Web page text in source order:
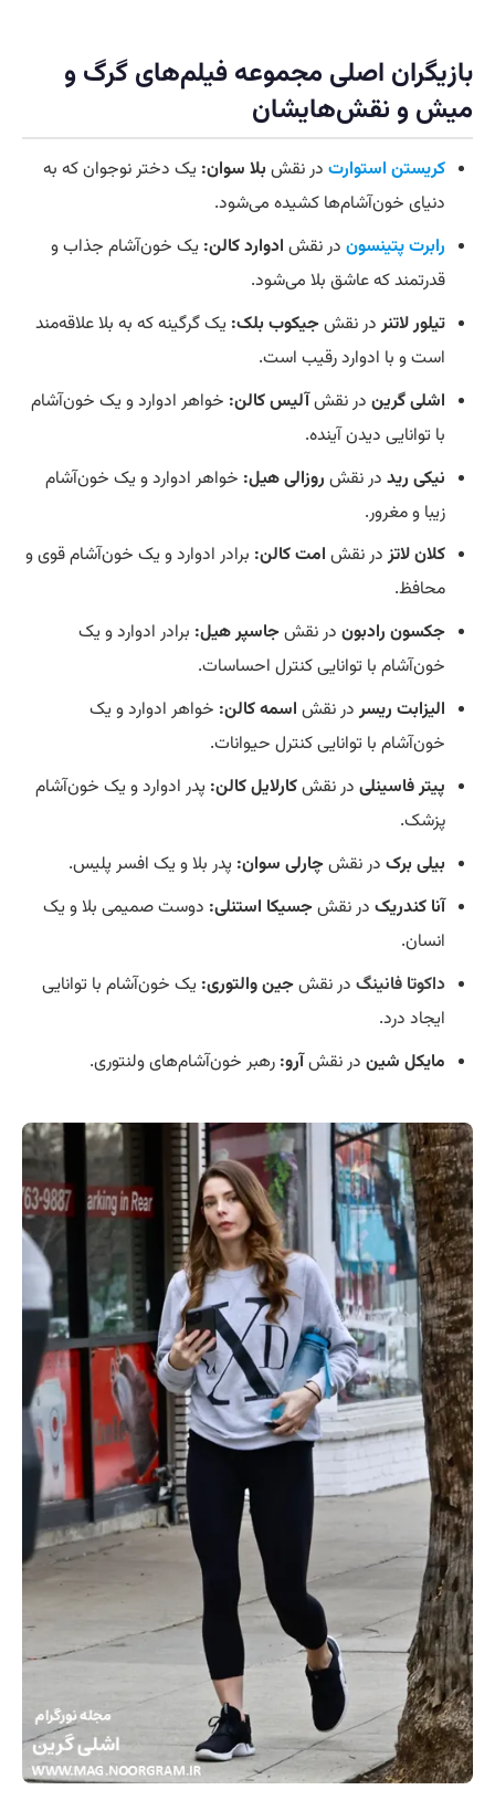
بازیگران اصلی مجموعه فیلم‌های گرگ و
میش و نقش‌هایشان
کریستن استوارت در نقشبلا سوان: یک دختر نوجوان که به
دنیای خون‌آشام‌ها کشیده می‌شود.
رابرت پتینسون در نقش ادوارد کالن: یک خون‌آشام جذاب و
قدرتمند که عاشق بلا می‌شود.
تیلور لاتنردر نقشجیکوب بلک: یک گرگینه که به بلا علاقه‌مند
است و با ادوارد رقیب است.
اشلی گرین در نقشآلیس کالن: خواهر ادوارد و یک خون‌آشام
با توانایی دیدن آینده.
نیکی رید در نقش روزالی هیل: خواهر ادوارد و یک خون‌آشام
زیبا و مغرور.
کلان لاتزدر نقش امت کالن: برادر ادوارد و یک خون‌آشام قوی و
محافظ.
جکسون رادبون در نقشجاسپر هیل: برادر ادوارد و یک
خون‌آشام با توانایی کنترل احساسات.
الیزابت ریسردر نقش اسمه کالن: خواهر ادوارد و یک
خون‌آشام با توانایی کنترل حیوانات.
پیتر فاسینلی در نقشکارلایل کالن: پدر ادوارد و یک خون‌آشام
پزشک.
بیلی برک در نقشچارلی سوان: پدر بلا و یک افسر پلیس.
آنا کندریک در نقشجسیکا استنلی: دوست صمیمی بلا و یک
انسان.
داکوتا فانینگ در نقشجین والتوری: یک خون‌آشام با توانایی
ایجاد درد.
مایکل شین در نقشآرو: رهبر خون‌آشام‌های ولنتوری.